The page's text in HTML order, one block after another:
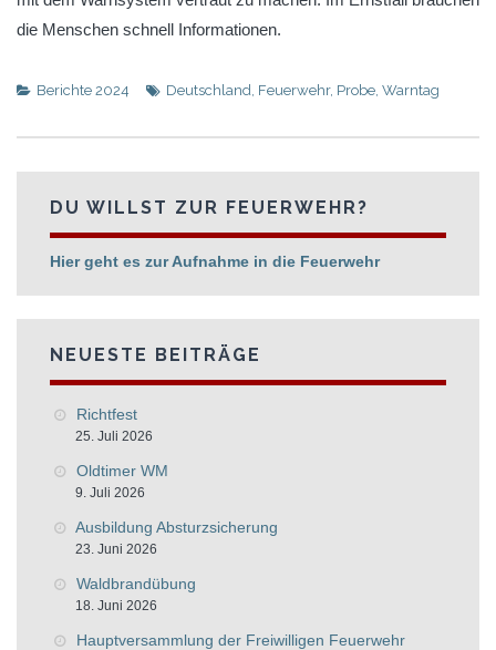
die Menschen schnell Informationen.
Berichte 2024 Deutschland Feuerwehr, Probe Warntag
DU WILLST ZUR FEUERWEHR?
Hier geht es zur Aufnahme in die Feuerwehr
NEUESTE BEITRÄGE
Richtfest
25. Juli 2026
Oldtimer WM
9. Juli 2026
Ausbildung Absturzsicherung
23. Juni 2026
Waldbrandübung
18. Juni 2026
Hauptversammlung der Freiwilligen Feuerwehr